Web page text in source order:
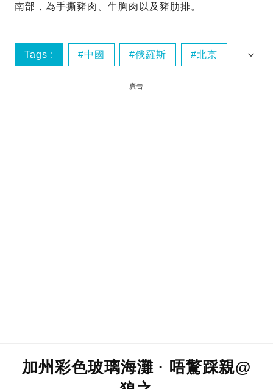
南部，為手撕豬肉、牛胸肉以及豬肋排。
Tags : 中國 俄羅斯 北京
廣告
加州彩色玻璃海灘 · 唔驚踩親@